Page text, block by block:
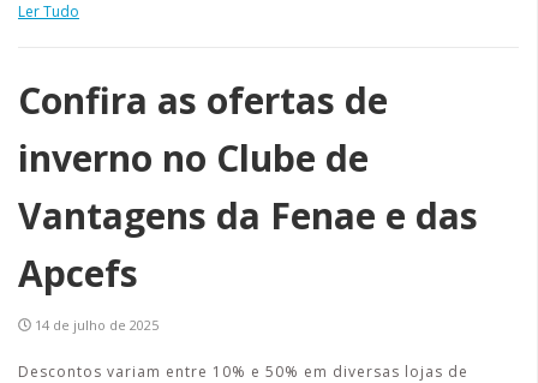
Ler Tudo
Confira as ofertas de
inverno no Clube de
Vantagens da Fenae e das
Apcefs
14 de julho de 2025
Descontos variam entre 10% e 50% em diversas lojas de